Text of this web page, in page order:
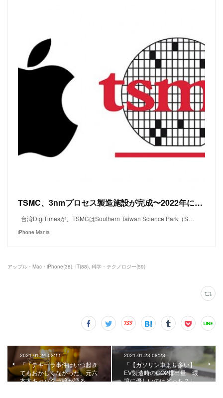
TSMC、3nmプロセス製造施設が完成〜2022年にA16を生産か
台湾DigiTimesが、TSMCはSouthern Taiwan Science Park（S…
iPhone Mania
アップル・Mac・iPhone(38) IT(88) 科学・テクノロジー(59)
2021.01.24 02:11
「「テキーラ事件はいつ起き
てもおかしくなかった」元六
本木キャバクラ嬢が語る、…
2021.01.23 08:23
「【ガソリン車より多い】
EV製造時のCO2排出量 環
境に優しいのはどっち？ | …